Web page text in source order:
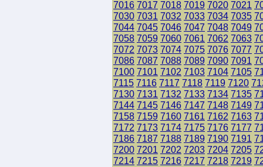
7016 7017 7018 7019 7020 7021
7030 7031 7032 7033 7034 7035
7044 7045 7046 7047 7048 7049
7058 7059 7060 7061 7062 7063
7072 7073 7074 7075 7076 7077
7086 7087 7088 7089 7090 7091
7100 7101 7102 7103 7104 7105
7115 7116 7117 7118 7119 7120
7130 7131 7132 7133 7134 7135
7144 7145 7146 7147 7148 7149
7158 7159 7160 7161 7162 7163
7172 7173 7174 7175 7176 7177
7186 7187 7188 7189 7190 7191
7200 7201 7202 7203 7204 7205
7214 7215 7216 7217 7218 7219